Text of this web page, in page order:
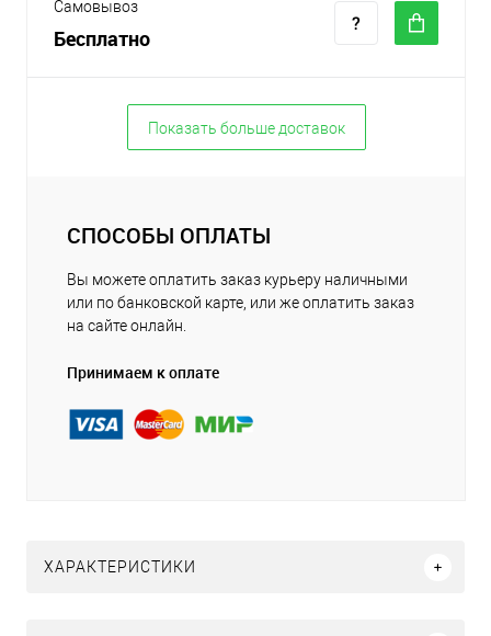
Самовывоз
Бесплатно
Показать больше доставок
СПОСОБЫ ОПЛАТЫ
Вы можете оплатить заказ курьеру наличными
или по банковской карте, или же оплатить заказ
на сайте онлайн.
Принимаем к оплате
ХАРАКТЕРИСТИКИ